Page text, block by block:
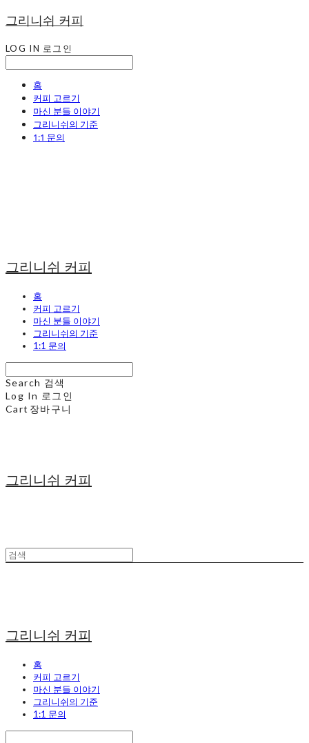
그리니쉬 커피
LOG IN 로그인
홈
커피 고르기
마신 분들 이야기
그리니쉬의 기준
1:1 문의
그리니쉬 커피
홈
커피 고르기
마신 분들 이야기
그리니쉬의 기준
1:1 문의
Search 검색
Log In 로그인
Cart 장바구니
그리니쉬 커피
그리니쉬 커피
홈
커피 고르기
마신 분들 이야기
그리니쉬의 기준
1:1 문의